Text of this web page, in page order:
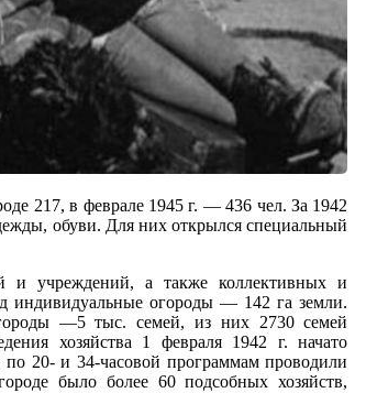
217, в феврале 1945 г. — 436 чел. За 1942
обуви. Для них открылся специальный
и учреждений, а также коллективных и
индивидуальные огороды — 142 га земли.
—5 тыс. семей, из них 2730 семей
хозяйства 1 февраля 1942 г. начато
по 20- и 34-часовой программам проводили
было более 60 подсобных хозяйств,